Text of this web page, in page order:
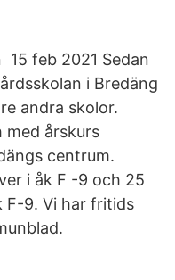
feb 2021 Sedan
i Bredäng
andra skolor.
med årskurs
centrum.
i åk F -9 och 25
F-9. Vi har fritids